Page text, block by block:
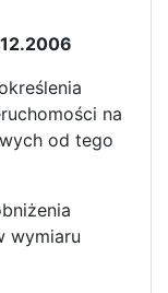
na
od tego
wymiaru